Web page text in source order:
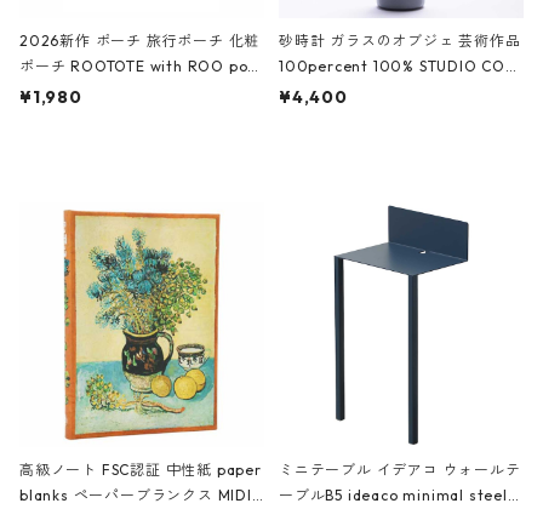
2026新作 ポーチ 旅行ポーチ 化粧
ポーチ ROOTOTE with ROO pou
ch 3532 ルートート WR.ポーチ.ラ
¥1,980
砂時計 ガラスのオブジェ 芸術作品
100percent 100% STUDIO COH
AKU Timeless 100パーセント ス
¥4,400
高級ノート FSC認証 中性紙 paper
blanks ペーパーブランクス MIDI
ミニテーブル イデアコ ウォールテ
ーブルB5 ideaco minimal steel f